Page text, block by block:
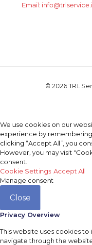
Email:
© 2026 TRL
We use cookies on our
experience by
clicking “Accept All”, you
However, you may visit
consent.
Cookie Settings Accept All
Manage consent
Close
Privacy Overview
This website uses cookies
navigate through the